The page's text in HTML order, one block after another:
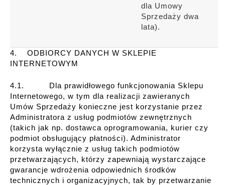
dla Umowy
Sprzedaży dwa
lata).
4. ODBIORCY DANYCH W SKLEPIE
INTERNETOWYM
4.1. Dla prawidłowego funkcjonowania Sklepu
Internetowego, w tym dla realizacji zawieranych
Umów Sprzedaży konieczne jest korzystanie przez
Administratora z usług podmiotów zewnętrznych
(takich jak np. dostawca oprogramowania, kurier czy
podmiot obsługujący płatności). Administrator
korzysta wyłącznie z usług takich podmiotów
przetwarzających, którzy zapewniają wystarczające
gwarancje wdrożenia odpowiednich środków
technicznych i organizacyjnych, tak by przetwarzanie